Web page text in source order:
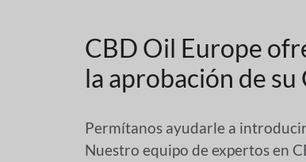
CBD Oil Europe
la aprobación de
Permítanos ayudarle a
Nuestro equipo de expertos en